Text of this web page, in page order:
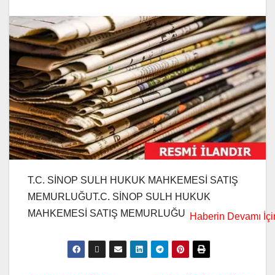
T.C. SİNOP SULH HUKUK MAHKEMESİ SATIŞ
MEMURLUĞUT.C. SİNOP SULH HUKUK
MAHKEMESİ SATIŞ MEMURLUĞU